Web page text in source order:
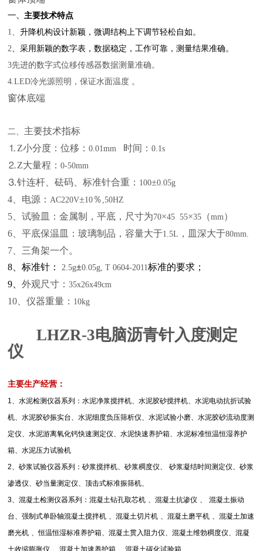
一、主要技术特点
1、升降机构设计新颖，微调结构上下调节轻松自如。
2、采用新颖的数字表，数据稳定，工作可靠，测量结果准确。
3先进的数字式位移传感器数据测量准确。
4.LED冷光源照明，保证水面温度 。
窗体底端
二、 主要技术指标
⒈Z小分度：位移：0.01mm 时间：0.1s
⒉Z大量程：0-50mm
⒊针连杆、砝码、标准针合重： 100±0.05g
4 、电源： AC220V±10 ％ ,50HZ
5 、试验皿：金属制，平底，尺寸为70×45 55×35 （mm）
6 、平底保温皿：玻璃制品，容量大于1.5L ，皿深大于80mm.
7 、三角架一个。
8 、标准针： 2.5g±0.05g, T 0604-2011标准的要求；
9 、外观尺寸：35x26x49cm
10 、仪器重量： 10kg
LHZR-3电脑沥青针入度测定
仪
主要生产经营：
1、水泥检测仪器系列：水泥净浆搅拌机、水泥胶砂搅拌机、水泥电动抗折试验
机、水泥胶砂振实台、水泥细度负压筛析仪、水泥试验小磨、水泥胶砂流动度测
定仪、水泥游离氧化钙快速测定仪、水泥快速养护箱、水泥标准恒温恒湿养护
箱、水泥压力试验机
2、砂浆试验仪器系列：砂浆搅拌机、砂浆稠度仪、
砂浆凝结时间测定仪、砂浆
渗透仪、砂当量测定仪、顶击式标准振筛机、
3、混凝土检测仪器系列：混凝土钻孔取芯机 、混凝土抗渗仪 、
混凝土振动
台、强制式单卧轴混凝土搅拌机 、混凝土切片机 、混凝土磨平机 、混凝土加速
磨光机 、恒温恒湿标准养护箱、混凝土贯入阻力仪、混凝土维勃稠度仪、混凝
土收缩膨胀仪 、混凝土加速养护箱 、混凝土碳化试验箱